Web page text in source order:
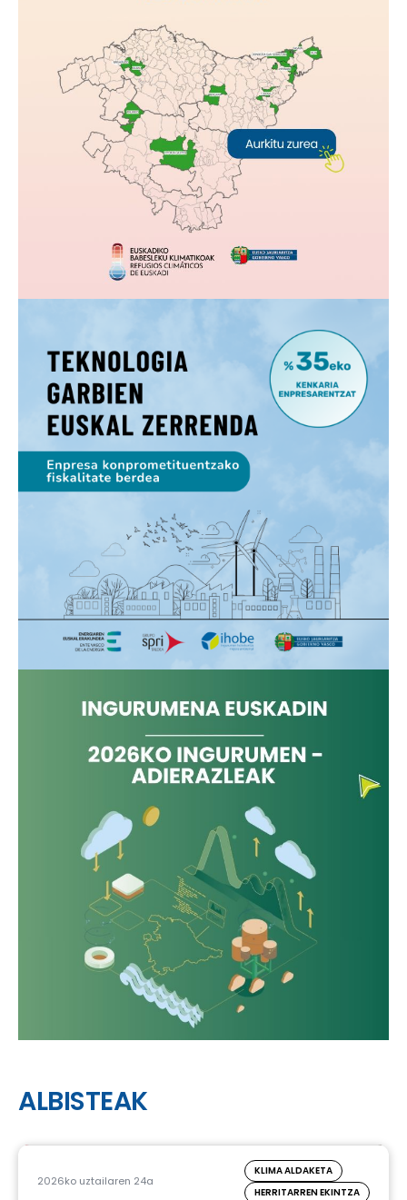
ALBISTEAK
2026ko uztailaren 24a
KLIMA ALDAKETA
HERRITARREN EKINTZA